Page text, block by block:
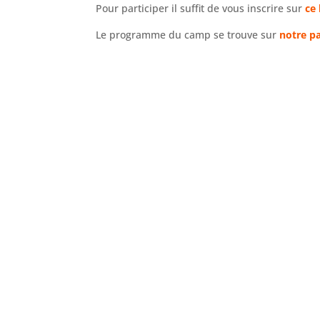
Pour participer il suffit de vous inscrire surce
Le programme du camp se trouve sur notre